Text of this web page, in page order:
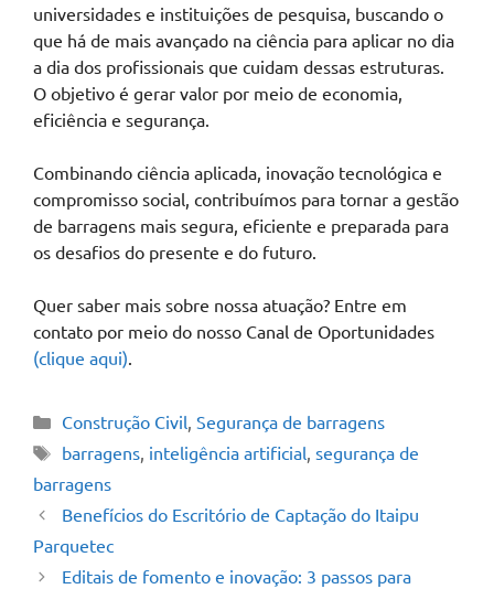
universidades e instituições de pesquisa, buscando o
que há de mais avançado na ciência para aplicar no dia
a dia dos profissionais que cuidam dessas estruturas.
O objetivo é gerar valor por meio de economia,
eficiência e segurança.
Combinando ciência aplicada, inovação tecnológica e
compromisso social, contribuímos para tornar a gestão
de barragens mais segura, eficiente e preparada para
os desafios do presente e do futuro.
Quer saber mais sobre nossa atuação? Entre em
contato por meio do nosso Canal de Oportunidades
(clique aqui).
Construção Civil, Segurança de barragens
barragens, inteligência artificial, segurança de
barragens
Benefícios do Escritório de Captação do Itaipu
Parquetec
Editais de fomento e inovação: 3 passos para